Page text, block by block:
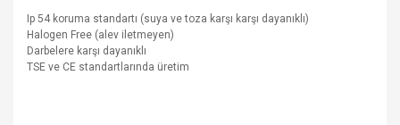
Ip 54 koruma standartı (suya ve toza karşı karşı dayanıklı)
Halogen Free (alev iletmeyen)
Darbelere karşı dayanıklı
TSE ve CE standartlarında üretim